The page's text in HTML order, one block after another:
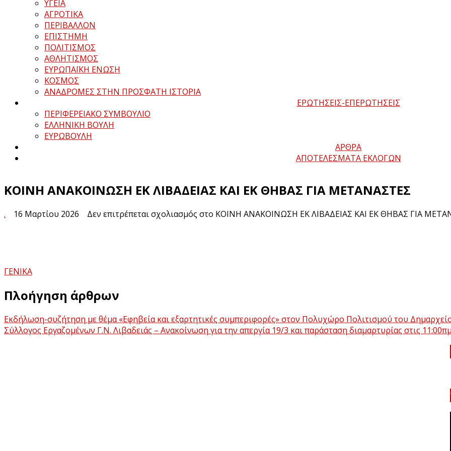
ΥΓΕΙΑ
ΑΓΡΟΤΙΚΑ
ΠΕΡΙΒΑΛΛΟΝ
ΕΠΙΣΤΗΜΗ
ΠΟΛΙΤΙΣΜΟΣ
ΑΘΛΗΤΙΣΜΟΣ
ΕΥΡΩΠΑΪΚΗ ΕΝΩΣΗ
ΚΟΣΜΟΣ
ΑΝΑΔΡΟΜΕΣ ΣΤΗΝ ΠΡΟΣΦΑΤΗ ΙΣΤΟΡΙΑ
ΕΡΩΤΗΣΕΙΣ-ΕΠΕΡΩΤΗΣΕΙΣ
ΠΕΡΙΦΕΡΕΙΑΚΟ ΣΥΜΒΟΥΛΙΟ
ΕΛΛΗΝΙΚΗ ΒΟΥΛΗ
ΕΥΡΩΒΟΥΛΗ
ΑΡΘΡΑ
ΑΠΟΤΕΛΕΣΜΑΤΑ ΕΚΛΟΓΩΝ
ΚΟΙΝΗ ΑΝΑΚΟΙΝΩΣΗ ΕΚ ΛΙΒΑΔΕΙΑΣ ΚΑΙ ΕΚ ΘΗΒΑΣ ΓΙΑ ΜΕΤΑΝΑΣΤΕΣ
. 16 Μαρτίου 2026 Δεν επιτρέπεται σχολιασμός στο ΚΟΙΝΗ ΑΝΑΚΟΙΝΩΣΗ ΕΚ ΛΙΒΑΔΕΙΑΣ ΚΑΙ ΕΚ ΘΗΒΑΣ ΓΙΑ
ΓΕΝΙΚΑ
Πλοήγηση άρθρων
Eκδήλωση-συζήτηση με θέμα «Εφηβεία και εξαρτητικές συμπεριφορές» στον Πολυχώρο Πολιτισμού του
Σύλλογος Εργαζομένων Γ.Ν. Λιβαδειάς – Ανακοίνωση για την απεργία 19/3 και παράσταση διαμαρτυρίας στις